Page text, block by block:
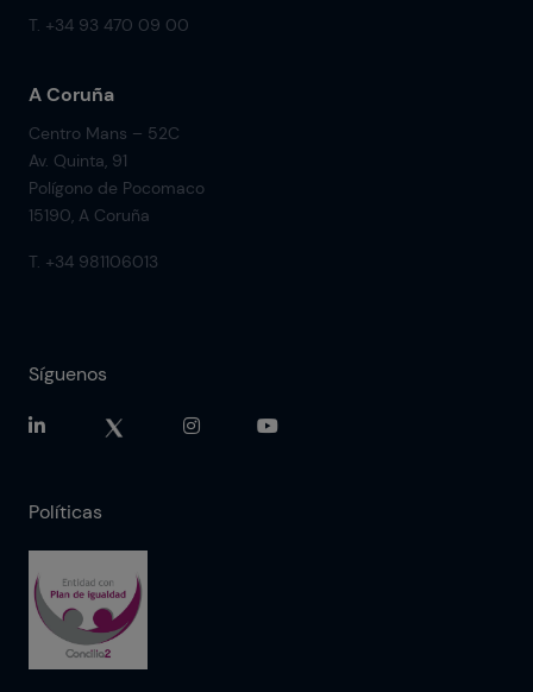
T. +34 93 470 09 00
A Coruña
Centro Mans – 52C
Av. Quinta, 91
Polígono de Pocomaco
15190, A Coruña
T. +34 981106013
Síguenos
Políticas